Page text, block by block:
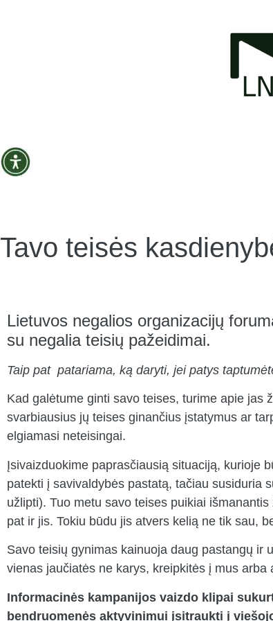
Tavo teisės
Lietuvos negalios organizacijų
su negalia teisių pažeidimai.
Taip pat patariama, ką daryti, jei patys
Kad galėtume ginti savo teises, turime apie jas
svarbiausius jų teises ginančius įstatymus ar
elgiamasi neteisingai.
Įsivaizduokime paprasčiausią situaciją, kurioje
patekti į savivaldybės pastatą, tačiau susiduria
užlipti). Tuo metu savo teises puikiai
pat ir jis. Tokiu būdu jis atvers kelią ne tik sau,
Savo teisių gynimas kainuoja daug pastangų ir
vienas jaučiatės ne karys, kreipkitės į mus
Informacinės kampanijos vaizdo klipai
bendruomenės aktyvinimui įsitraukti į